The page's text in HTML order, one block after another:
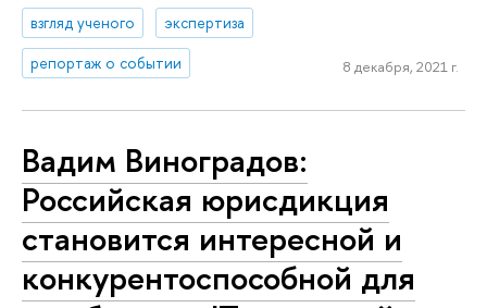
взгляд ученого
экспертиза
репортаж о событии
8 декабря, 2021 г.
Вадим Виноградов:
Российская юрисдикция
становится интересной и
конкурентоспособной для